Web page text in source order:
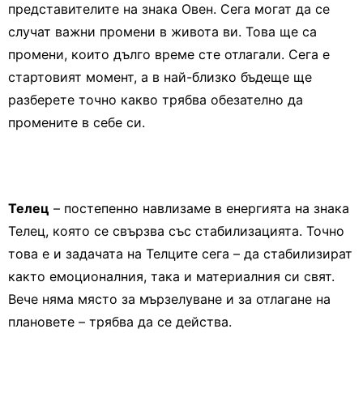
представителите на знака Овен. Сега могат да се
случат важни промени в живота ви. Това ще са
промени, които дълго време сте отлагали. Сега е
стартовият момент, а в най-близко бъдеще ще
разберете точно какво трябва обезателно да
промените в себе си.
Телец – постепенно навлизаме в енергията на знака
Телец, която се свързва със стабилизацията. Точно
това е и задачата на Телците сега – да стабилизират
както емоционалния, така и материалния си свят.
Вече няма място за мързелуване и за отлагане на
плановете – трябва да се действа.